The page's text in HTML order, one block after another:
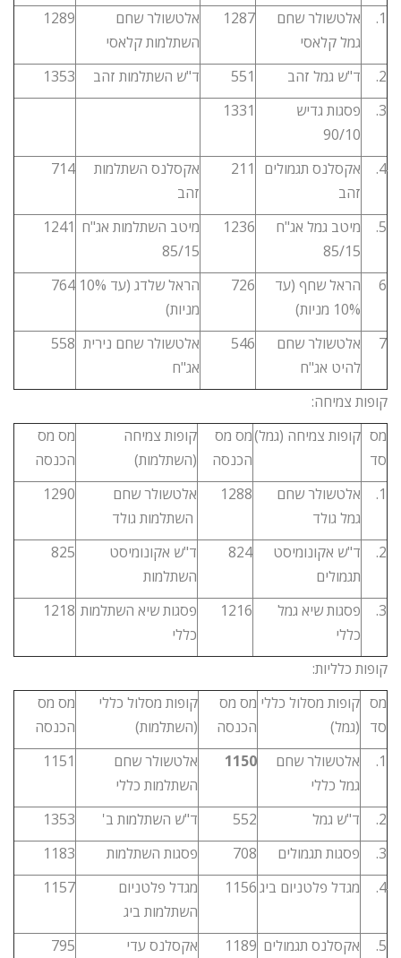
1.
אלטשולר שחם
גמל קלאסי
1287
אלטשולר שחם
השתלמות קלאסי
1289
2. ד"ש גמל זהב 551 ד"ש השתלמות זהב
1353
3.
פסגות גדיש
90/10
1331
4.
אקסלנס תגמולים
זהב
211
אקסלנס השתלמות
זהב
714
5.
מיטב גמל אג"ח
85/15
1236
מיטב השתלמות אג"ח
85/15
1241
6
הראל שחף (עד
10% מניות)
726
הראל שלדג (עד 10%
מניות)
764
7
אלטשולר שחם
להיט אג"ח
546
אלטשולר שחם נירית
אג"ח
558
קופות צמיחה:
מס
סד
קופות צמיחה (גמל)מס מס
הכנסה
קופות צמיחה
(השתלמות)
מס מס
הכנסה
1.
אלטשולר שחם
גמל גולד
1288
אלטשולר שחם
השתלמות גולד
1290
2.
ד"ש אקונומיסט
תגמולים
824
ד"ש אקונומיסט
השתלמות
825
3.
פסגות שיא גמל
כללי
1216
פסגות שיא השתלמות
כללי
1218
קופות כלליות:
מס
סד
קופות מסלול כללי
(גמל)
מס מס
הכנסה
קופות מסלול כללי
(השתלמות)
מס מס
הכנסה
1.
אלטשולר שחם
גמל כללי
1150
אלטשולר שחם
השתלמות כללי
1151
2. ד"ש גמל 552 ד"ש השתלמות ב'
1353
3.
פסגות תגמולים 708 פסגות השתלמות
1183
4.
מגדל פלטניום ביג1156
מגדל פלטניום
השתלמות ביג
1157
5.
אקסלנס תגמולים 1189
אקסלנס עדי
795